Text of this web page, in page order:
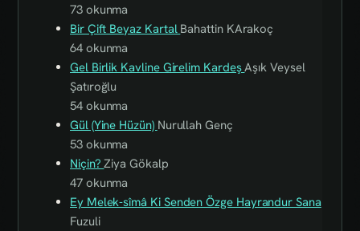
73 okunma
Bir Çift Beyaz Kartal Bahattin KArakoç
64 okunma
Gel Birlik Kavline Girelim KardeşAşık Veysel
Şatıroğlu
54 okunma
Gül (Yine Hüzün) Nurullah Genç
53 okunma
Niçin?Ziya Gökalp
47 okunma
Ey Melek-sîmâ Ki Senden Özge Hayrandur Sana
Fuzuli